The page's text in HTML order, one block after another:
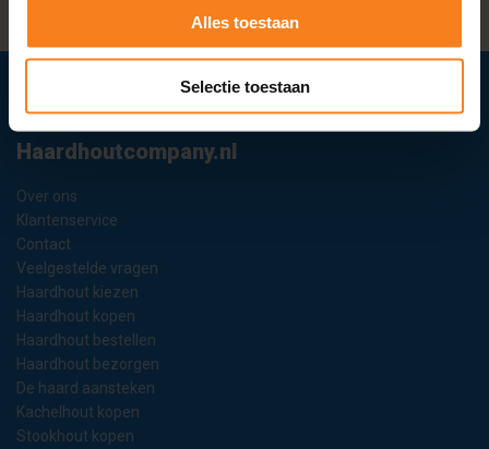
Alles toestaan
Selectie toestaan
Haardhoutcompany.nl
Over ons
Klantenservice
Contact
Veelgestelde vragen
Haardhout kiezen
Haardhout kopen
Haardhout bestellen
Haardhout bezorgen
De haard aansteken
Kachelhout kopen
Stookhout kopen